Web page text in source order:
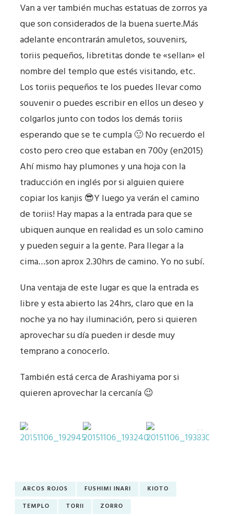
Van a ver también muchas estatuas de zorros ya
que son considerados de la buena suerte.Más
adelante encontrarán amuletos, souvenirs,
toriis pequeños, libretitas donde te «sellan» el
nombre del templo que estés visitando, etc.
Los toriis pequeños te los puedes llevar como
souvenir o puedes escribir en ellos un deseo y
colgarlos junto con todos los demás toriis
esperando que se te cumpla 🙂 No recuerdo el
costo pero creo que estaban en 700y (en2015)
Ahí mismo hay plumones y una hoja con la
traducción en inglés por si alguien quiere
copiar los kanjis 😎Y luego ya verán el camino
de toriis! Hay mapas a la entrada para que se
ubiquen aunque en realidad es un solo camino
y pueden seguir a la gente. Para llegar a la
cima…son aprox 2.30hrs de camino. Yo no subí.
Una ventaja de este lugar es que la entrada es
libre y esta abierto las 24hrs, claro que en la
noche ya no hay iluminación, pero si quieren
aprovechar su día pueden ir desde muy
temprano a conocerlo.
También está cerca de Arashiyama por si
quieren aprovechar la cercanía 😉
ARCOS ROJOS FUSHIMI INARI
KIOTO
TEMPLO
TORII ZORRO